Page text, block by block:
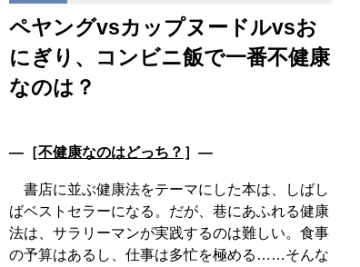
ペヤングvsカップヌードルvsお
にぎり、コンビニ飯で一番不健康
なのは？
―［不健康なのはどっち？ ］―
書店に並ぶ健康法をテーマにした本は、しばし
ばベストセラーになる。だが、巷にあふれる健康
法は、サラリーマンが実践するのは難しい。食事
の予算はあるし、仕事は多忙を極める……そんな